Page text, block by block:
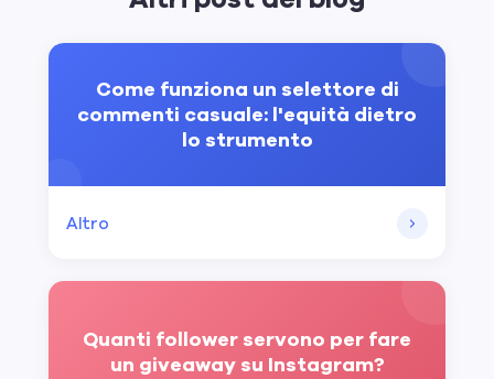
Come funziona un selettore di
commenti casuale: l'equità dietro
lo strumento
Altro
Quanti follower servono per fare
un giveaway su Instagram?